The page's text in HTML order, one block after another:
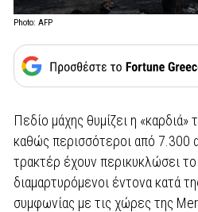
Photo: AFP
Πεδίο μάχης θυμίζει η
καθώς περισσότεροι από 7.300
τρακτέρ έχουν περικυκλώσει
διαμαρτυρόμενοι έντονα κατά
συμφωνίας με τις χώρες της